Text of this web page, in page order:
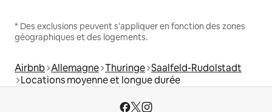
* Des exclusions peuvent s'appliquer en fonction des zones
géographiques et des logements.
Airbnb Allemagne Thuringe Saalfeld-Rudolstadt
Locations moyenne et longue durée